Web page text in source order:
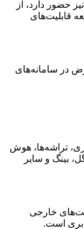
حضور دارد، از
قابلیت‌های
در سامانه‌های
تراشه‌ها، هوش
بینگ و سایر
خارجی
است.